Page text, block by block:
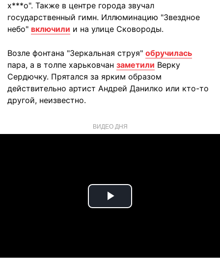
х***о". Также в центре города звучал
государственный гимн. Иллюминацию "Звездное
небо" включили и на улице Сковороды.
Возле фонтана "Зеркальная струя" обручилась
пара, а в толпе харьковчан заметили Верку
Сердючку. Прятался за ярким образом
действительно артист Андрей Данилко или кто-то
другой, неизвестно.
ВИДЕО ДНЯ
Play